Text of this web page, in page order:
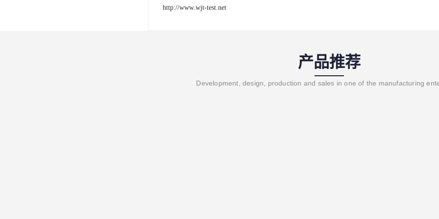
http://www.wjt-test.net
产品推荐
Development, design, production and sales in one of the manufacturing